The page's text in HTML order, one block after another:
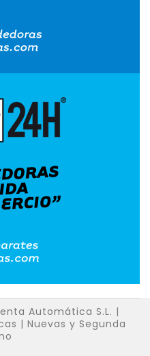
Automática S.L. |
| Nuevas y Segunda